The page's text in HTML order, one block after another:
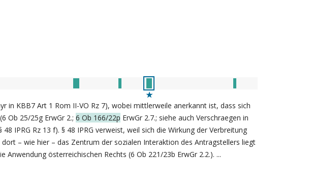
in KBB7 Art 1 Rom II-VO Rz 7), wobei mittlerweile anerkannt ist, dass sich
Ob 25/25g ErwGr 2.; 6 Ob 166/22p ErwGr 2.7.; siehe auch Verschraegen in
IPRG Rz 13 f). § 48 IPRG verweist, weil sich die Wirkung der Verbreitung
– wie hier – das Zentrum der sozialen Interaktion des Antragstellers liegt
österreichischen Rechts (6 Ob 221/23b ErwGr 2.2.). ...